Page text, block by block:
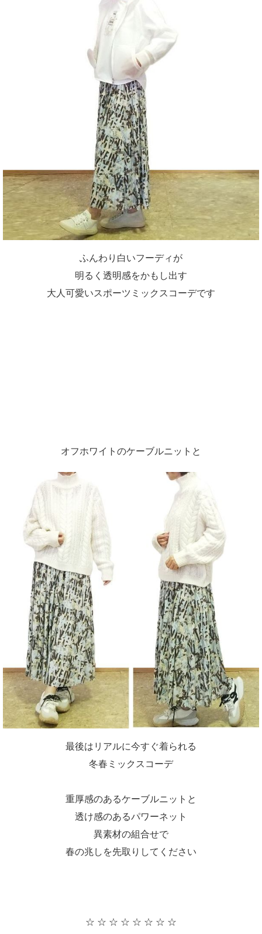
ふんわり白いフーディが
明るく透明感をかもし出す
大人可愛いスポーツミックスコーデです
オフホワイトのケーブルニットと
最後はリアルに今すぐ着られる
冬春ミックスコーデ
重厚感のあるケーブルニットと
透け感のあるパワーネット
異素材の組合せで
春の兆しを先取りしてください
☆ ☆ ☆ ☆ ☆ ☆ ☆ ☆